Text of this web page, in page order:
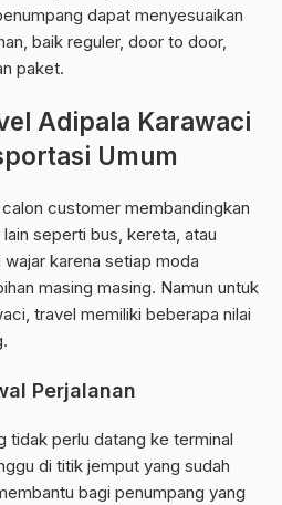
dapat menyesuaikan
baik reguler, door to door,
paket.
Adipala Karawaci
Umum
customer membandingkan
seperti bus, kereta, atau
karena setiap moda
masing masing. Namun untuk
travel memiliki beberapa nilai
Perjalanan
tidak perlu datang ke terminal
di titik jemput yang sudah
bagi penumpang yang